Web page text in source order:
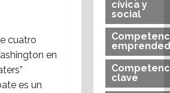
cuatro
en
es un
cívica y
social
clave